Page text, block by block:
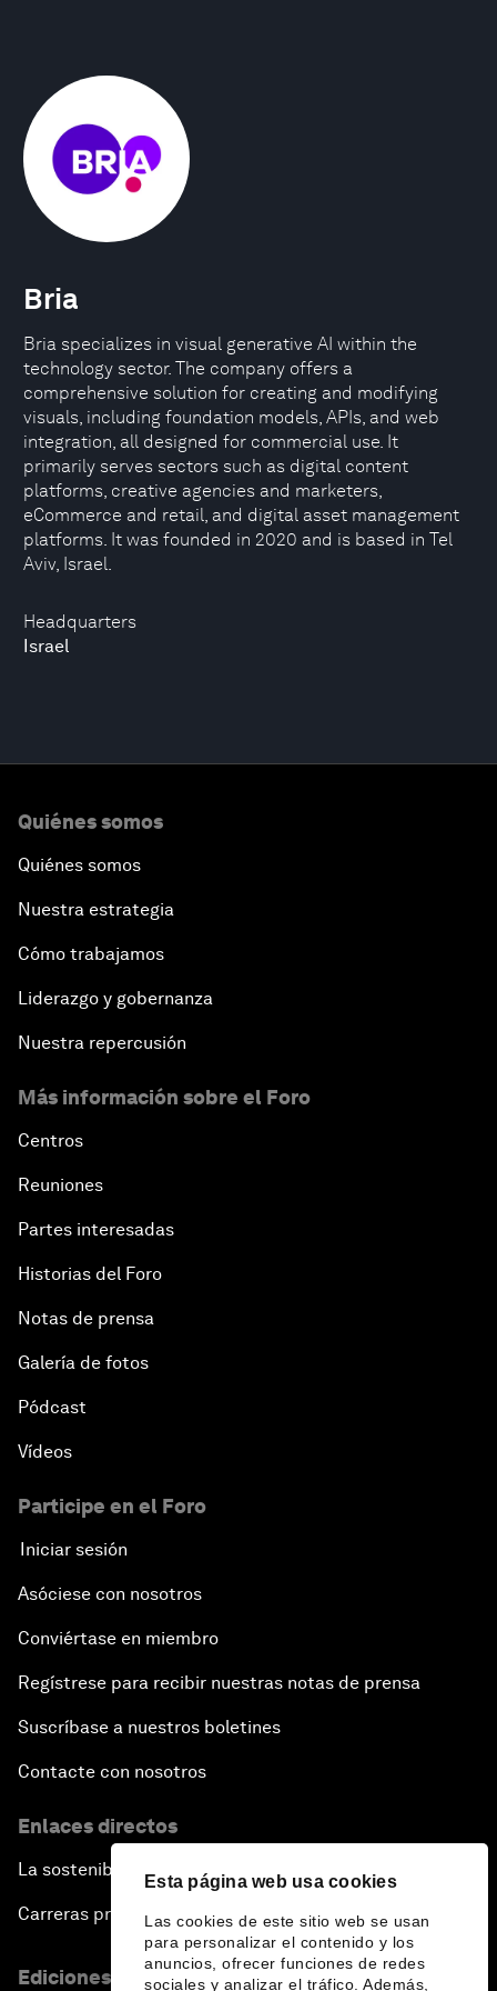
Esta página web usa cookies
Las cookies de este sitio web se usan
para personalizar el contenido y los
anuncios, ofrecer funciones de redes
sociales y analizar el tráfico. Además,
Headquarters
Israel
Bria
Bria specializes in visual generative AI within the
technology sector. The company offers a
comprehensive solution for creating and modifying
visuals, including foundation models, APIs, and web
integration, all designed for commercial use. It
primarily serves sectors such as digital content
platforms, creative agencies and marketers,
eCommerce and retail, and digital asset management
platforms. It was founded in 2020 and is based in Tel
Aviv, Israel.
Quiénes somos
Quiénes somos
Nuestra estrategia
Cómo trabajamos
Liderazgo y gobernanza
Nuestra repercusión
Más información sobre el Foro
Centros
Reuniones
Partes interesadas
Historias del Foro
Notas de prensa
Galería de fotos
Pódcast
Vídeos
Participe en el Foro
Iniciar sesión
Asóciese con nosotros
Conviértase en miembro
Regístrese para recibir nuestras notas de prensa
Suscríbase a nuestros boletines
Contacte con nosotros
Enlaces directos
La sostenibilidad en el Foro
Carreras profesionales
Ediciones en otros idiomas